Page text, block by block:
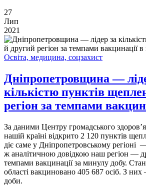
27
Лип
2021
Освіта, медицина, соцзахист
Дніпропетровщина —
кількістю пунктів
регіон за темпами
За даними Центру громадського
нашій країні відкрито 2 120 пунктів
діє саме у Дніпропетровському
ж аналітичною довідкою наш регіон —
темпами вакцинації за минулу добу.
області вакциновано 405 687 осіб. З
доби.